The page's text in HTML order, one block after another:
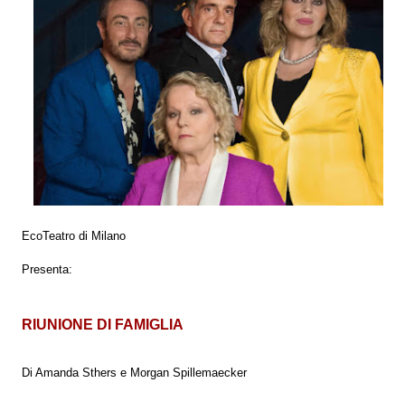
EcoTeatro di Milano
Presenta:
RIUNIONE DI FAMIGLIA
Di Amanda Sthers e Morgan Spillemaecker